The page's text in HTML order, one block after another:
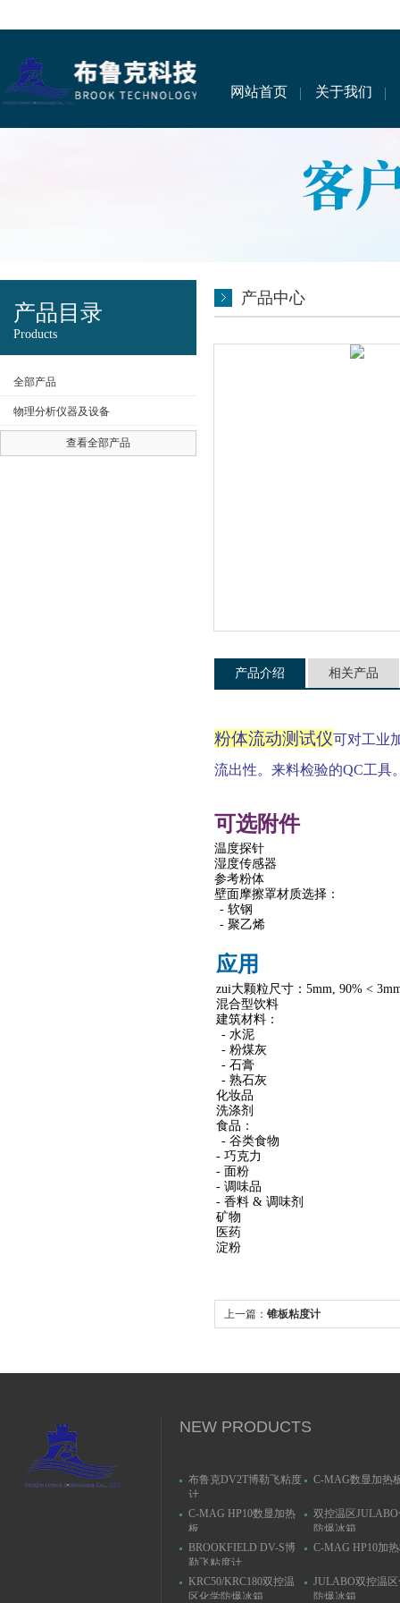
网站首页 关于我们
产品目录
Products
全部产品
物理分析仪器及设备
查看全部产品
产品中心
产品介绍 相关产品
粉体流动测试仪可对工业
流出性。来料检验的QC工具
可选附件
温度探针
湿度传感器
参考粉体
壁面摩擦罩材质选择：
- 软钢
- 聚乙烯
应用
zui大颗粒尺寸： 5mm, 90% <
混合型饮料
建筑材料：
- 水泥
- 粉煤灰
- 石膏
- 熟石灰
化妆品
洗涤剂
食品：
- 谷类食物
- 巧克力
- 面粉
- 调味品
- 香料& 调味剂
矿物
医药
淀粉
上一篇： 锥板粘度计
NEW PRODUCTS
布鲁克DV2T博勒飞粘度
计
C-MAG数显加热
C-MAG HP10数显加热
板
双控温区
防爆冰箱
BROOKFIELD DV-S博
勒飞粘度计
C-MAG HP10加
KRC50/KRC180双控温
区化学防爆冰箱
JULABO双控温
防爆冰箱